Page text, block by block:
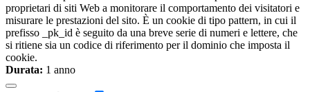
proprietari di siti Web a monitorare il comportamento dei visitatori e
misurare le prestazioni del sito. È un cookie di tipo pattern, in cui il
prefisso _pk_id è seguito da una breve serie di numeri e lettere, che
si ritiene sia un codice di riferimento per il dominio che imposta il
cookie.
Durata: 1 anno